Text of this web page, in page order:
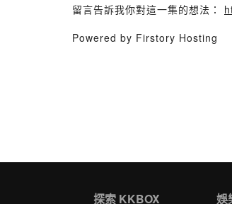
留言告訴我你對這一集的想法：
Powered by Firstory Hosting
探索 KKBOX 娛